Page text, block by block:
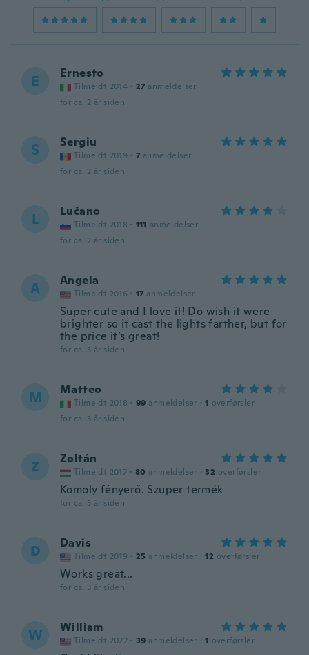
E Ernesto
Tilmeldt 2014 · 27 anmeldelser
for ca. 2 år siden
S Sergiu
Tilmeldt 2019 · 7 anmeldelser
for ca. 2 år siden
L Lučano
Tilmeldt 2018 · 111 anmeldelser
for ca. 2 år siden
A Angela
Tilmeldt 2016 · 17 anmeldelser
Super cute and I love it! Do wish it were
brighter so it cast the lights farther, but for
the price it’s great!
for ca. 3 år siden
M Matteo
Tilmeldt 2018 · 99 anmeldelser · 1 overførsler
for ca. 3 år siden
Z Zoltán
Tilmeldt 2017 · 80 anmeldelser · 32 overførsler
Komoly fényerő. Szuper termék
for ca. 3 år siden
D Davis
Tilmeldt 2019 · 25 anmeldelser · 12 overførsler
Works great...
for ca. 3 år siden
W William
Tilmeldt 2022 · 39 anmeldelser · 1 overførsler